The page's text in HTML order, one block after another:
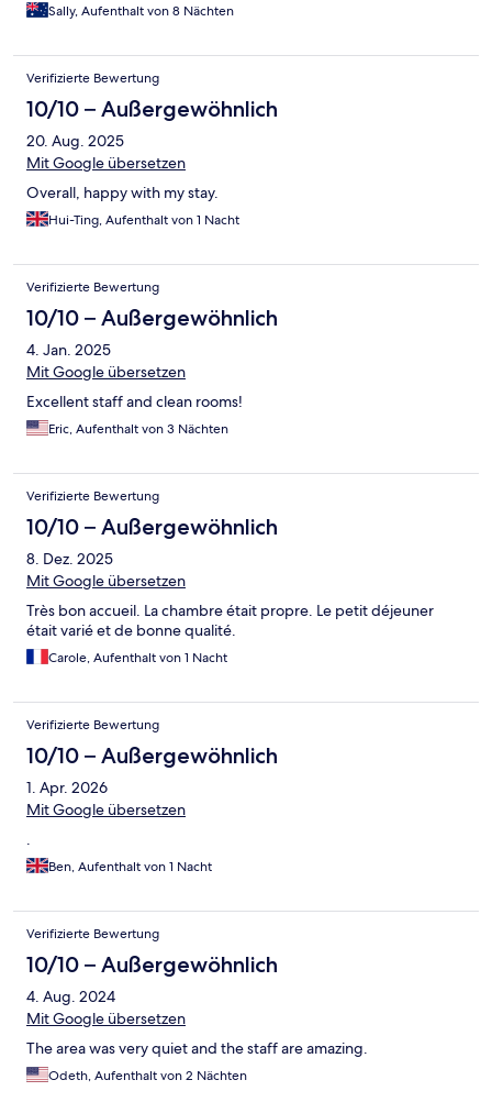
Sally, Aufenthalt von 8 Nächten
Verifizierte Bewertung
10/10 – Außergewöhnlich
20. Aug. 2025
Mit Google übersetzen
Overall, happy with my stay.
Hui-Ting, Aufenthalt von 1 Nacht
Verifizierte Bewertung
10/10 – Außergewöhnlich
4. Jan. 2025
Mit Google übersetzen
Excellent staff and clean rooms!
Eric, Aufenthalt von 3 Nächten
Verifizierte Bewertung
10/10 – Außergewöhnlich
8. Dez. 2025
Mit Google übersetzen
Très bon accueil. La chambre était propre. Le petit déjeuner
était varié et de bonne qualité.
Carole, Aufenthalt von 1 Nacht
Verifizierte Bewertung
10/10 – Außergewöhnlich
1. Apr. 2026
Mit Google übersetzen
.
Ben, Aufenthalt von 1 Nacht
Verifizierte Bewertung
10/10 – Außergewöhnlich
4. Aug. 2024
Mit Google übersetzen
The area was very quiet and the staff are amazing.
Odeth, Aufenthalt von 2 Nächten